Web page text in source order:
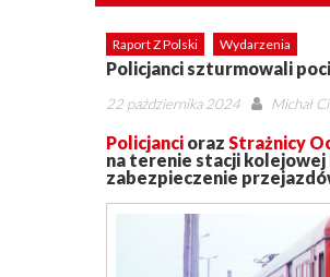
Raport Z Polski Wydarzenia
Policjanci szturmowali
Posted
22 października 2024 Author
Michał
Policjanci oraz Strażnicy
na terenie stacji kolejowej
zabezpieczenie